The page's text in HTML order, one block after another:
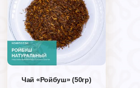
Чай «Ройбуш» (50гр)